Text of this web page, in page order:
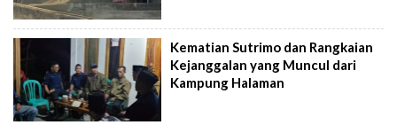
Kematian Sutrimo dan Rangkaian
Kejanggalan yang Muncul dari
Kampung Halaman